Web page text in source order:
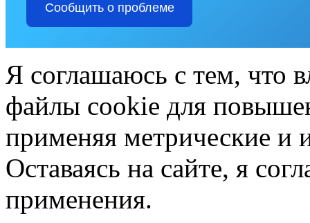
Сообщить о проблеме
Я соглашаюсь с тем, что
файлы cookie для
применяя метрические и
Оставаясь на сайте, я
применения.